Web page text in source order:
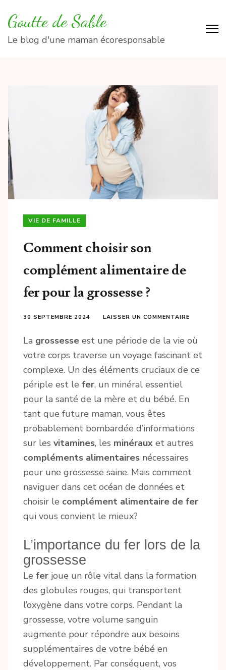
au
contenu
Goutte de Sable
Le blog d'une maman écoresponsable
VIE DE FAMILLE
Comment choisir son
complément alimentaire de
fer pour la grossesse ?
30 SEPTEMBRE 2024 LAISSER UN COMMENTAIRE
La grossesse est une période de la vie où
votre corps traverse un voyage fascinant et
complexe. Un des éléments cruciaux de ce
périple est le fer, un minéral essentiel
pour la santé de la mère et du bébé. En
tant que future maman, vous êtes
probablement bombardée d’informations
sur les vitamines, les minéraux et autres
compléments alimentaires nécessaires
pour une grossesse saine. Mais comment
naviguer dans cet océan de données et
choisir le complément alimentaire de fer
qui vous convient le mieux?
L’importance du fer lors de la
grossesse
Le fer joue un rôle vital dans la formation
des globules rouges, qui transportent
l’oxygène dans votre corps. Pendant la
grossesse, votre volume sanguin
augmente pour répondre aux besoins
supplémentaires de votre bébé en
développement. Par conséquent, vos